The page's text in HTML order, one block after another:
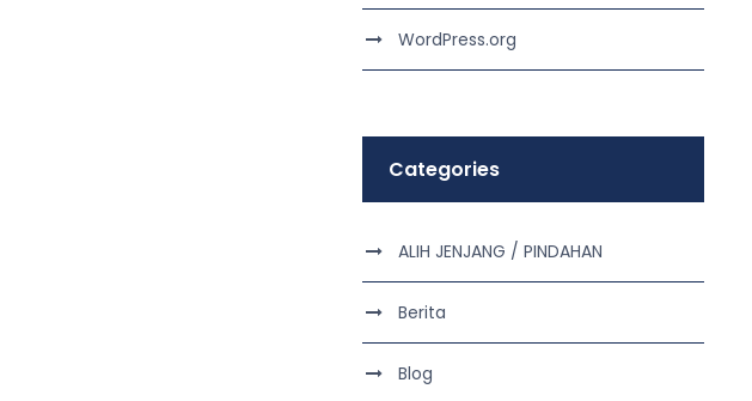
WordPress.org
Categories
ALIH JENJANG / PINDAHAN
Berita
Blog